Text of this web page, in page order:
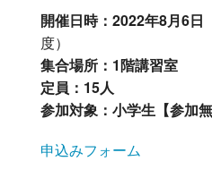
開催日時：2022年8月6日
度）
集合場所：1階講習室
定員：15人
参加対象：小学生【参加
申込みフォーム